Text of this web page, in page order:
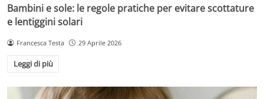
Bambini e sole: le regole pratiche per evitare scottature
e lentiggini solari
Francesca Testa 29 Aprile 2026
Leggi di più